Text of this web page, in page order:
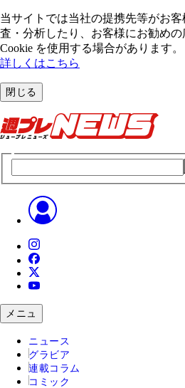
当サイトでは当社の提携先等がお
査・分析したり、お客様にお勧め
Cookie を使⽤する場合があります。
詳しくはこちら
閉じる
メニュ
ニュース
グラビア
連載コラム
コミック